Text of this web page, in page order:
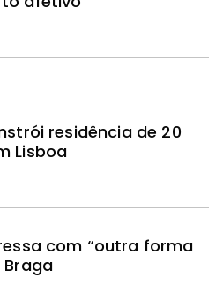
residência de 20
Lisboa
com “outra forma
Braga